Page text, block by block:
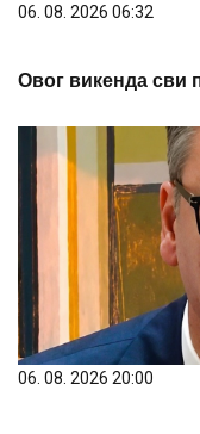
06. 08. 2026 06:32
Овог викенда сви
06. 08. 2026 20:00